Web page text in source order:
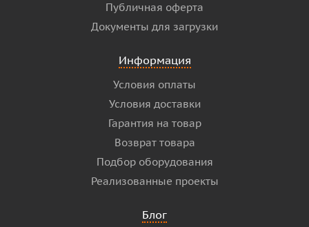
Публичная оферта
Документы для загрузки
Информация
Условия оплаты
Условия доставки
Гарантия на товар
Возврат товара
Подбор оборудования
Реализованные проекты
Блог